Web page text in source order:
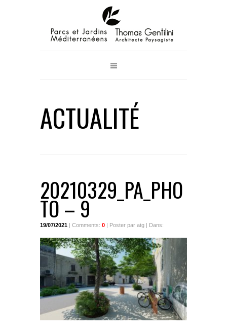
ACTUALITÉ
20210329_PA_PHO
TO – 9
19/07/2021 | Comments: 0 | Poster par atg | Dans: